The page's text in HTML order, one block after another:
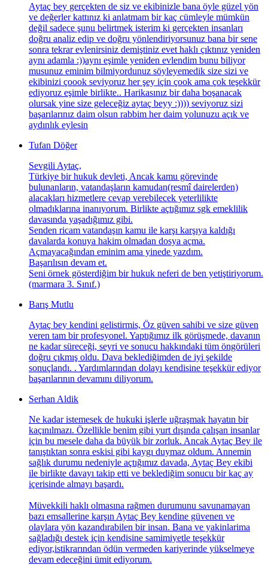
Aytaç bey gerçekten de siz ve ekibinizle bana öyle güzel yön
ve değerler kattınız ki anlatmam bir kaç cümleyle mümkün
değil sadece şunu belirtmek isterim ki gerçekten insanları
doğru analiz edip ve doğru yönlendiriyorsunuz bana bir sene
sonra tekrar evlenirsiniz demiştiniz evet haklı çıktınız yeniden
aynı adamla :))aynı eşimle yeniden evlendim bunu biliyor
musunuz eminim bilmiyordunuz söyleyemedik size sizi ve
ekibinizi çoook seviyoruz her şey için çook ama çok teşekkür
ediyoruz eşimle birlikte.. Harikasınız bir daha boşanacak
olursak yine size geleceğiz aytaç beyy :)))) seviyoruz sizi
başarılarınız daim olsun rabbim her daim yolunuzu açık ve
aydınlık eylesin
Tufan Döğer
Sevgili Aytaç,
Türkiye bir hukuk devleti, Ancak kamu görevinde
bulunanların, vatandaşların kamudan(resmî dairelerden)
alacakları hizmetlere cevap verebilecek yeterlilikte
olmadıklarına inanıyorum. Birlikte açtığımız sgk emeklilik
davasında yaşadığımız gibi.
Senden ricam vatandaşın kamu ile karşı karşıya kaldığı
davalarda konuya hakim olmadan dosya açma.
Açmayacağından eminim ama yinede yazdım.
Başarılısın devam et.
Seni örnek gösterdiğim bir hukuk neferi de ben yetiştiriyorum.
(marmara 3. Sınıf.)
Barış Mutlu
Aytaç bey kendini gelistirmis, Öz güven sahibi ve size güven
veren tam bir profesyonel. Yaptığımız ilk görüşmede, davanın
ne kadar süreceği, seyri ve sonucu hakkındaki tüm öngörüleri
doğru çıkmış oldu. Dava beklediğimden de iyi şekilde
sonuçlandı. . Yardımlarından dolayı kendisine teşekkür ediyor
başarılarının devamını diliyorum.
Serhan Aldik
Ne kadar istemesek de hukuki işlerle uğraşmak hayatın bir
kaçınılmazı. Özellikle benim gibi yurt dışında çalışan insanlar
için bu mesele daha da büyük bir zorluk. Ancak Aytaç Bey ile
tanıştıktan sonra eskisi gibi kaygı duymaz oldum. Annemin
sağlık durumu nedeniyle açtığımız davada, Aytaç Bey ekibi
ile birlikte davayı takip etti ve beklediğim sonucu bir kaç ay
içerisinde almayı başardı.
Müvekkili haklı olmasına rağmen durumunu savunamayan
bazı emsallerine karşın Aytaç Bey kendine güvenen ve
olaylara yön kazandırabilen bir insan. Bana ve yakinlarima
sağladığı destek için kendisine samimiyetle teşekkür
ediyor,istikrarından ödün vermeden kariyerinde yükselmeye
devam edeceğini ümit ediyorum.